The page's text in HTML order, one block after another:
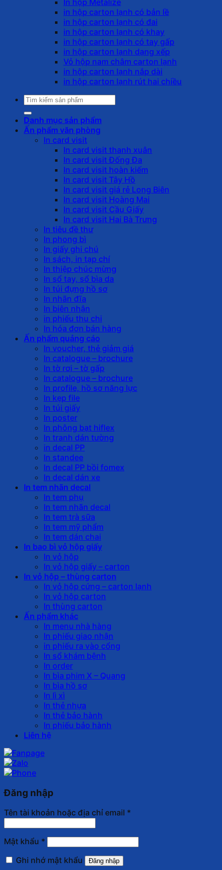
in hộp carton lạnh có bản lề
in hộp carton lạnh có đai
in hộp carton lạnh có khay
in hộp carton lạnh có tay gấp
in hộp carton lạnh dạng xếp
Vỏ hộp nam châm carton lạnh
in hộp carton lạnh nắp dài
in hộp carton lạnh rút hai chiều
Tìm
kiếm:
Danh mục sản phẩm
Ấn phẩm văn phòng
In card visit
In card visit thanh xuân
In card visit Đống Đa
In card visit hoàn kiếm
In card visit Tây Hồ
In card visit giá rẻ Long Biên
In card visit Hoàng Mai
In card visit Cầu Giấy
In card visit Hai Bà Trưng
In tiêu đề thư
In phong bì
In giấy ghi chú
In sách, in tạp chí
In thiệp chúc mừng
In sổ tay, sổ bìa da
In túi đựng hồ sơ
In nhãn đĩa
In biên nhận
in phiếu thu chi
In hóa đơn bán hàng
Ấn phẩm quảng cáo
In voucher, thẻ giảm giá
In catalogue – brochure
In tờ rơi – tờ gấp
In catalogue – brochure
In profile, hồ sơ năng lực
In kẹp file
In túi giấy
In poster
In phông bạt hiflex
In tranh dán tường
in decal PP
In standee
In decal PP bồi fomex
In decal dán xe
In tem nhãn decal
In tem phụ
In tem nhãn decal
In tem trà sữa
In tem mỹ phẩm
In tem dán chai
In bao bì vỏ hộp giấy
In vỏ hộp
In vỏ hộp giấy – carton
In vỏ hộp – thùng carton
In vỏ hộp cứng – carton lạnh
In vỏ hộp carton
In thùng carton
Ấn phẩm khác
In menu nhà hàng
In phiếu giao nhận
in phiếu ra vào cổng
In sổ khám bệnh
In order
In bìa phim X – Quang
In bìa hồ sơ
In lì xì
In thẻ nhựa
In thẻ bảo hành
In phiếu bảo hành
Liên hệ
Đăng nhập
Tên tài khoản hoặc địa chỉ email *
Mật khẩu *
Ghi nhớ mật khẩu
Đăng nhập